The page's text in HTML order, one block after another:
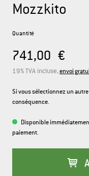
Mozzkito
Quantité
741,00 €
19% TVA incluse,envoi
Si vous sélectionnez un
conséquence.
Disponible
paiement.